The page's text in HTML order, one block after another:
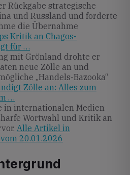
Rückgabe strategische
und Russland und forderte
die Übernahme
Kritik an Chagos-
für …
mit Grönland drohte er
neue Zölle an und
„Handels-Bazooka“
Zölle an: Alles zum
…
in internationalen Medien
Wortwahl und Kritik an
Alle Artikel in
20.01.2026